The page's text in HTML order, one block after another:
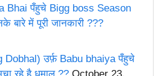
Bhai पँहुचे Bigg boss Season
बारे में पूरी जानकारी ???
उर्फ़ Babu bhaiya पँहुचे
रहे है धमाल ?? October 23,